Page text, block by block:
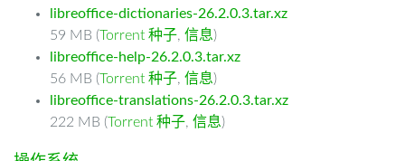
libreoffice-dictionaries-26.2.0.3.tar.xz
59 MB (Torrent 种子, 信息)
libreoffice-help-26.2.0.3.tar.xz
56 MB (Torrent 种子, 信息)
libreoffice-translations-26.2.0.3.tar.xz
222 MB (Torrent 种子, 信息)